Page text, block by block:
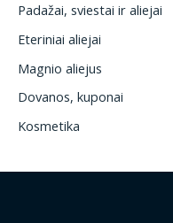
Padažai, sviestai ir aliejai
Eteriniai aliejai
Magnio aliejus
Dovanos, kuponai
Kosmetika